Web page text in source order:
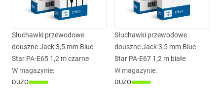
Słuchawki przewodowe
douszne Jack 3,5 mm Blue
Star PA-E65 1,2 m czarne
W magazynie:
DUŻO
Słuchawki przewodowe
douszne Jack 3,5 mm Blue
Star PA-E67 1,2 m białe
W magazynie:
DUŻO